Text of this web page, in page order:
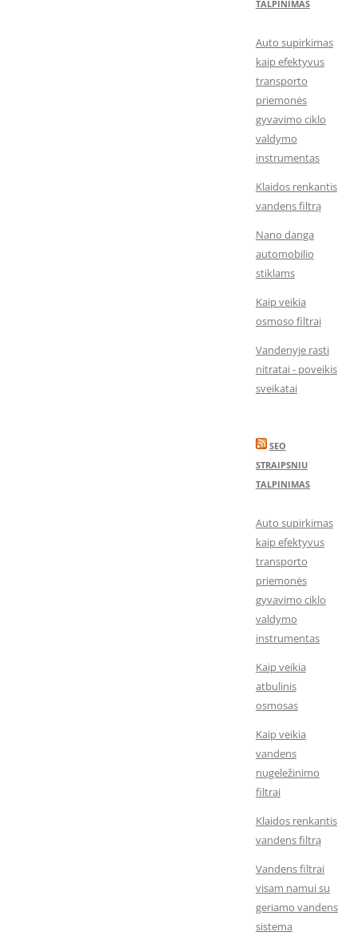
TALPINIMAS
Auto supirkimas
kaip efektyvus
transporto
priemonės
gyvavimo ciklo
valdymo
instrumentas
Klaidos renkantis
vandens filtrą
Nano danga
automobilio
stiklams
Kaip veikia
osmoso filtrai
Vandenyje rasti
nitratai - poveikis
sveikatai
SEO
STRAIPSNIU
TALPINIMAS
Auto supirkimas
kaip efektyvus
transporto
priemonės
gyvavimo ciklo
valdymo
instrumentas
Kaip veikia
atbulinis
osmosas
Kaip veikia
vandens
nugeležinimo
filtrai
Klaidos renkantis
vandens filtrą
Vandens filtrai
visam namui su
geriamo vandens
sistema